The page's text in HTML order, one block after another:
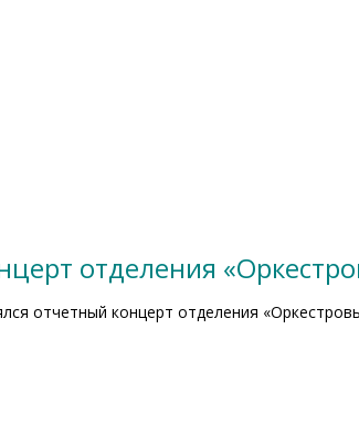
отделения
отчетный концерт отделения